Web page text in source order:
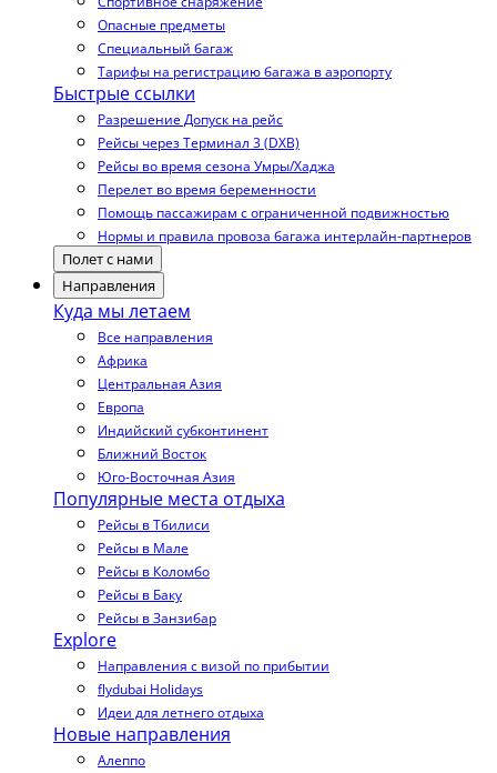
Опасные предметы
Специальный багаж
Тарифы на регистрацию багажа в аэропорту
Быстрые ссылки
Разрешение Допуск на рейс
Рейсы через Терминал 3 (DXB)
Рейсы во время сезона Умры/Хаджа
Перелет во время беременности
Помощь пассажирам с ограниченной подвижностью
Нормы и правила провоза багажа интерлайн-партнеров
Полет с нами
Направления
Куда мы летаем
Все направления
Африка
Центральная Азия
Европа
Индийский субконтинент
Ближний Восток
Юго-Восточная Азия
Популярные места отдыха
Рейсы в Тбилиси
Рейсы в Мале
Рейсы в Коломбо
Рейсы в Баку
Рейсы в Занзибар
Explore
Направления с визой по прибытии
flydubai Holidays
Идеи для летнего отдыха
Новые направления
Алеппо